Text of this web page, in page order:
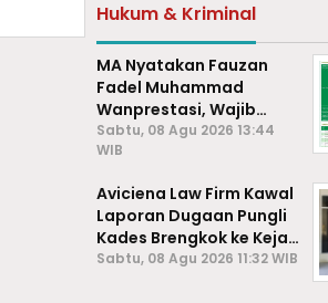
Hukum & Kriminal
MA Nyatakan Fauzan
Fadel Muhammad
Wanprestasi, Wajib
Bayar Rp2,085 Miliar
Sabtu, 08 Agu 2026 13:44
WIB
Aviciena Law Firm Kawal
Laporan Dugaan Pungli
Kades Brengkok ke Kejari
Lamongan
Sabtu, 08 Agu 2026 11:32 WIB